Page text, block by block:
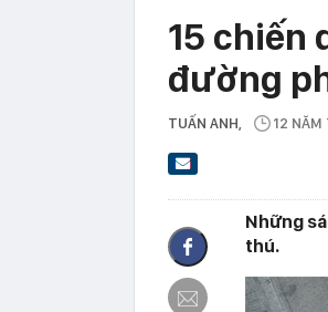
15 chiến
đường
TUẤN ANH 12 NĂM
Những
thú.​